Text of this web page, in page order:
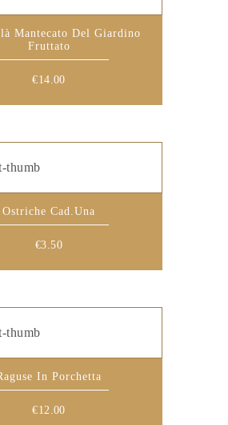
Mantecato Del Giardino
Fruttato
€14.00
Ostriche Cad.una
€3.50
In Porchetta
€12.00